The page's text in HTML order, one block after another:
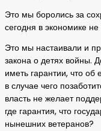
Это мы боролись за
сегодня в экономике
Это мы настаивали и
закона о детях войны.
иметь гарантии, что об
в случае чего
власть не желает
где гарантия, что
нынешних ветеранов?